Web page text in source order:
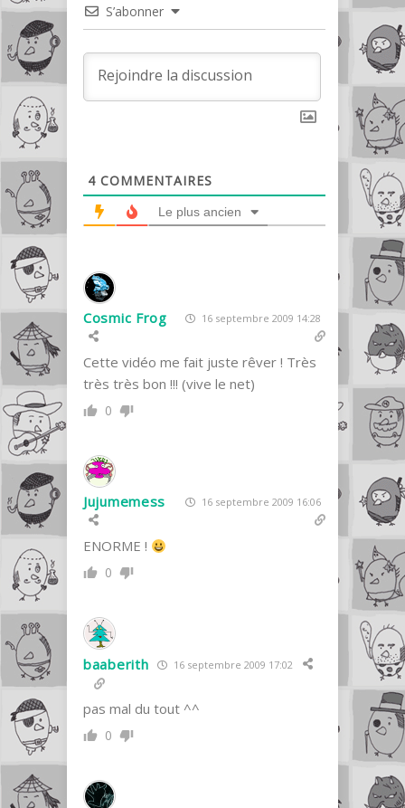
S’abonner
4 COMMENTAIRES
Le plus ancien
Cosmic Frog 16 septembre 2009 14:28
Cette vidéo me fait juste rêver ! Très
très très bon !!! (vive le net)
0
Jujumemess 16 septembre 2009 16:06
ENORME !
0
baaberith 16 septembre 2009 17:02
pas mal du tout ^^
0